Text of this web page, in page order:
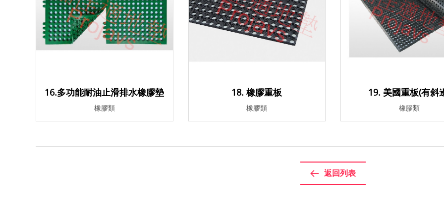
16.多功能耐油止滑排水橡膠墊
橡膠類
18. 橡膠重板
橡膠類
19. 美國重板(有斜
橡膠類
返回列表